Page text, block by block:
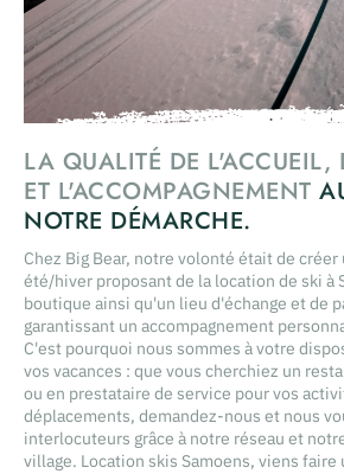
LA QUALITÉ DE L'ACCUEIL,
ET L'ACCOMPAGNEMENT
NOTRE DÉMARCHE.
Chez Big Bear, notre volonté était de créer
été/hiver proposant de la location de ski à
boutique ainsi qu'un lieu d'échange et de
garantissant un accompagnement
C'est pourquoi nous sommes à votre
vos vacances : que vous cherchiez un
ou en prestataire de service pour vos
déplacements, demandez-nous et nous
interlocuteurs grâce à notre réseau et
village. Location skis Samoens, viens faire